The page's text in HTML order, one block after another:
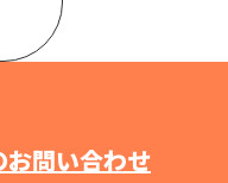
り】
お問い合わせ